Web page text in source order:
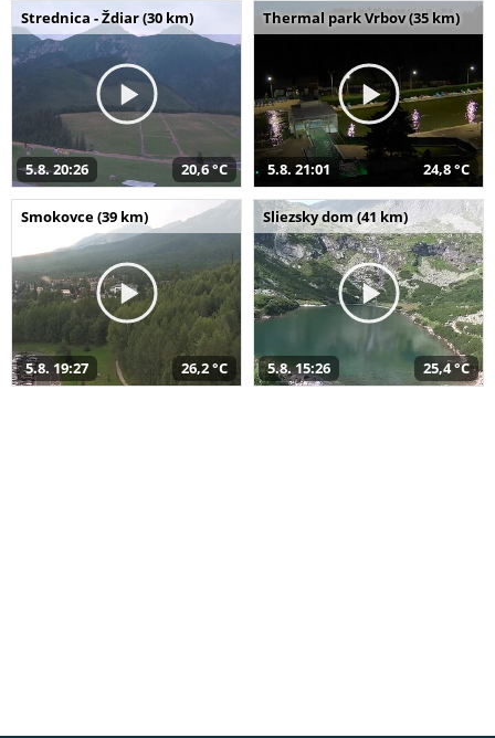
Strednica - Ždiar (30 km)
5.8. 20:26 20,6 °C
Thermal park Vrbov (35 km)
5.8. 21:01 24,8 °C
Smokovce (39 km)
5.8. 19:27 26,2 °C
Sliezsky dom (41 km)
5.8. 15:26 25,4 °C